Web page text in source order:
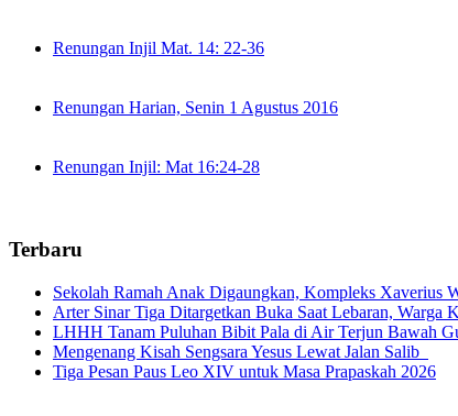
Renungan Injil Mat. 14: 22-36
Renungan Harian, Senin 1 Agustus 2016
Renungan Injil: Mat 16:24-28
Terbaru
Sekolah Ramah Anak Digaungkan, Kompleks Xaverius
Arter Sinar Tiga Ditargetkan Buka Saat Lebaran, Warga
LHHH Tanam Puluhan Bibit Pala di Air Terjun Bawah
Mengenang Kisah Sengsara Yesus Lewat Jalan Salib
Tiga Pesan Paus Leo XIV untuk Masa Prapaskah 2026